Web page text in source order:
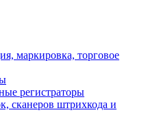
маркировка, торговое
регистраторы
сканеров штрихкода и